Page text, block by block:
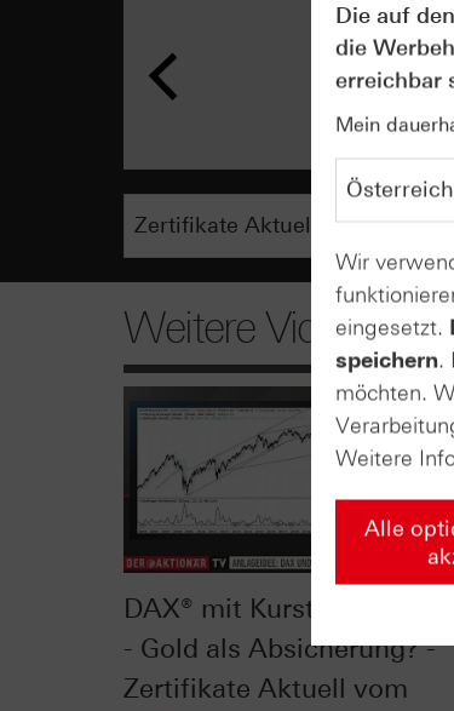
Weitere Videos
DAX® mit Kursturbulenzen
- Gold als Absicherung? -
Zertifikate Aktuell vom
Die auf
die
erreichbar
Mein
Wir
eingesetzt.
speichern.
möchten.
Weitere
Alle